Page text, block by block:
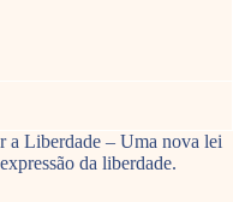
a Liberdade – Uma nova lei
da liberdade.